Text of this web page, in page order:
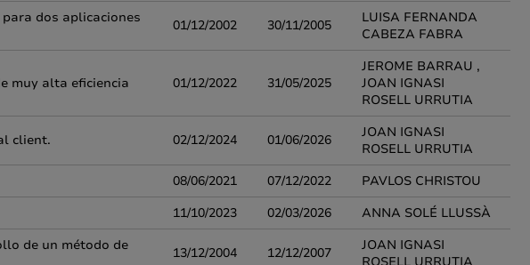
dos aplicaciones
01/12/2002 30/11/2005
LUISA FERNANDA
CABEZA FABRA
muy alta eficiencia 01/12/2022 31/05/2025
JEROME BARRAU ,
JOAN IGNASI
ROSELL URRUTIA
client. 02/12/2024 01/06/2026
JOAN IGNASI
ROSELL URRUTIA
08/06/2021 07/12/2022
PAVLOS CHRISTOU
11/10/2023 02/03/2026
ANNA SOLÉ LLUSSÀ
de un método de
13/12/2004 12/12/2007
JOAN IGNASI